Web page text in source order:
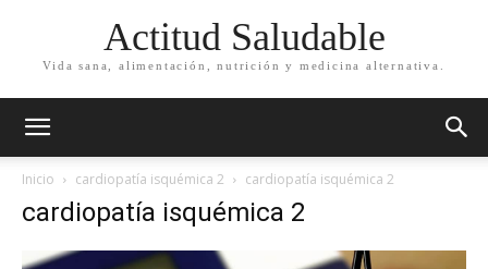
Actitud Saludable
Vida sana, alimentación, nutrición y medicina alternativa.
Inicio cardiopatía isquémica 2 cardiopatía isquémica 2
cardiopatía isquémica 2